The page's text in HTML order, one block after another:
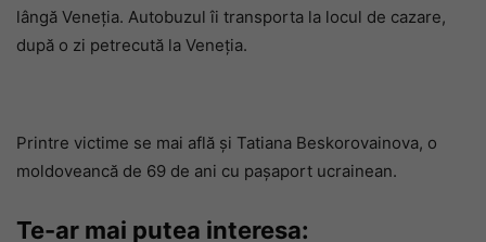
lângă Veneţia. Autobuzul îi transporta la locul de cazare,
după o zi petrecută la Veneția.
Printre victime se mai află și Tatiana Beskorovainova, o
moldoveancă de 69 de ani cu pașaport ucrainean.
Te-ar mai putea interesa: